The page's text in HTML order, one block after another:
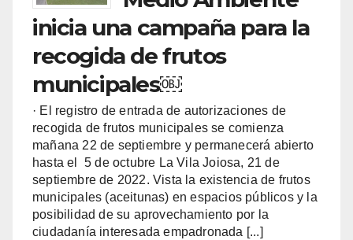
inicia una campaña para la
recogida de frutos
municipales￼
· El registro de entrada de autorizaciones de
recogida de frutos municipales se comienza
mañana 22 de septiembre y permanecerá abierto
hasta el 5 de octubre La Vila Joiosa, 21 de
septiembre de 2022. Vista la existencia de frutos
municipales (aceitunas) en espacios públicos y la
posibilidad de su aprovechamiento por la
ciudadanía interesada empadronada [...]